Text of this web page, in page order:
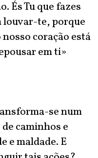
És Tu que fazes
louvar-te, porque
coração está
em ti»
se num
caminhos e
e maldade. E